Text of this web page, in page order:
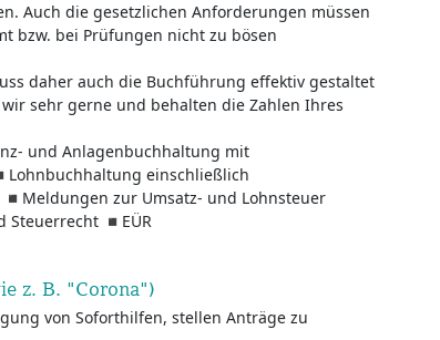
Auch die gesetzlichen Anforderungen müssen
bzw. bei Prüfungen nicht zu bösen
daher auch die Buchführung effektiv gestaltet
sehr gerne und behalten die Zahlen Ihres
und Anlagenbuchhaltung mit
einschließlich
zur Umsatz- und Lohnsteuer
Steuerrecht ◾EÜR
z. B. "Corona")
von Soforthilfen, stellen Anträge zu